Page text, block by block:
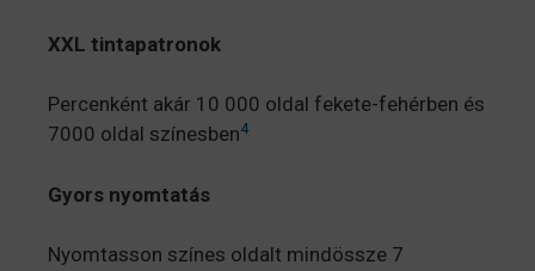
XXL tintapatronok
Percenként akár 10 000 oldal fekete-fehérben és
7000 oldal színesben4
Gyors nyomtatás
Nyomtasson színes oldalt mindössze 7